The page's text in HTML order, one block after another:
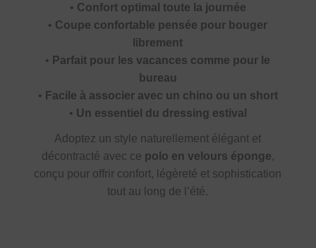
• Confort optimal toute la journée
• Coupe confortable pensée pour bouger
librement
• Parfait pour les vacances comme pour le
bureau
• Facile à associer avec un chino ou un short
• Un essentiel du dressing estival
Adoptez un style naturellement élégant et
décontracté avec ce polo en velours éponge,
conçu pour offrir confort, légèreté et sophistication
tout au long de l’été.